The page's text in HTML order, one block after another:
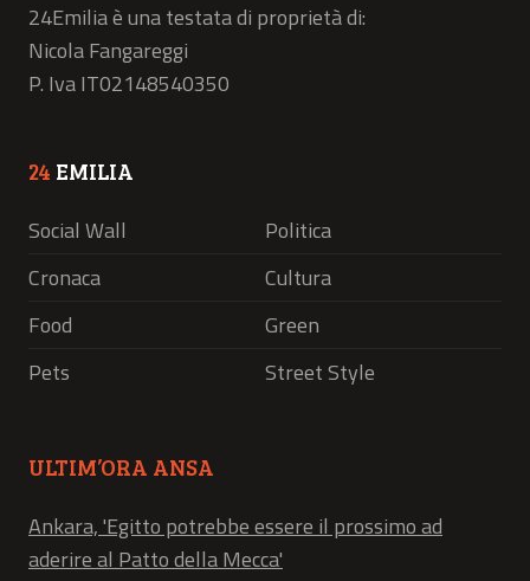
24Emilia è una testata di proprietà di:
Nicola Fangareggi
P. Iva IT02148540350
24 EMILIA
Social Wall
Politica
Cronaca
Cultura
Food
Green
Pets
Street Style
ULTIM’ORA ANSA
Ankara, 'Egitto potrebbe essere il prossimo ad
aderire al Patto della Mecca'